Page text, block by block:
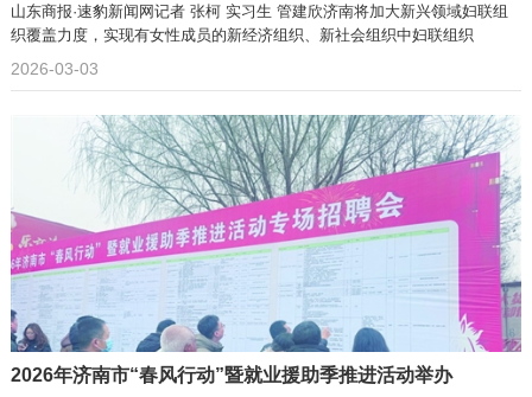
山东商报·速豹新闻网记者 张柯 实习生 管建欣济南将加大新兴领域妇联组
织覆盖力度，实现有女性成员的新经济组织、新社会组织中妇联组织
2026-03-03
2026年济南市“春风行动”暨就业援助季推进活动举办